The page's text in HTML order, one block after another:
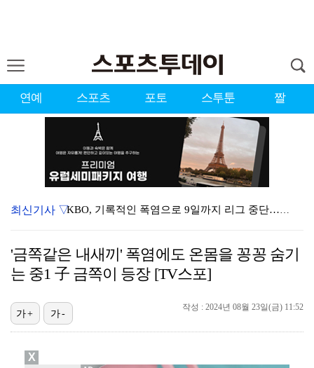
연예 스포츠 포토 스투툰 짤
KBO, 기록적인 폭염으로 9일까지 리그 중단…내달 6…
대한축구협회, 외국인 심판 7차례 성접대 의혹…이 기간…
3승 사냥 시동 건 서교림 "샷·퍼트 만족스러워…좋은 …
폭로자 "황정민, 본인 말에 책임져야…내가 사생활에 초…
최신기사 ▽
'금쪽같은 내새끼' 폭염에도 온몸을 꽁꽁 숨기
는 중1 子 금쪽이 등장 [TV스포]
작성 : 2024년 08월 23일(금) 11:52
가+ 가-
X